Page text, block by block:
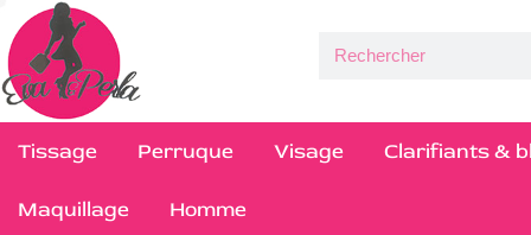
Tissage Perruque Visage Clarifiants &
Maquillage Homme